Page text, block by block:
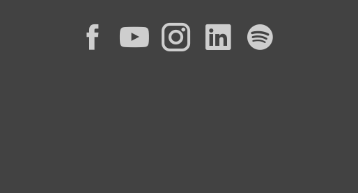
Facebook
YouTube
Instagram
LinkedIn